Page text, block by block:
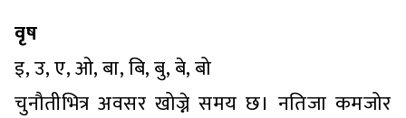
वृष
इ, उ, ए, ओ, बा, बि, बु, बे, बो
चुनौतीभित्र अवसर खोज्ने समय छ। नतिजा कमजोर